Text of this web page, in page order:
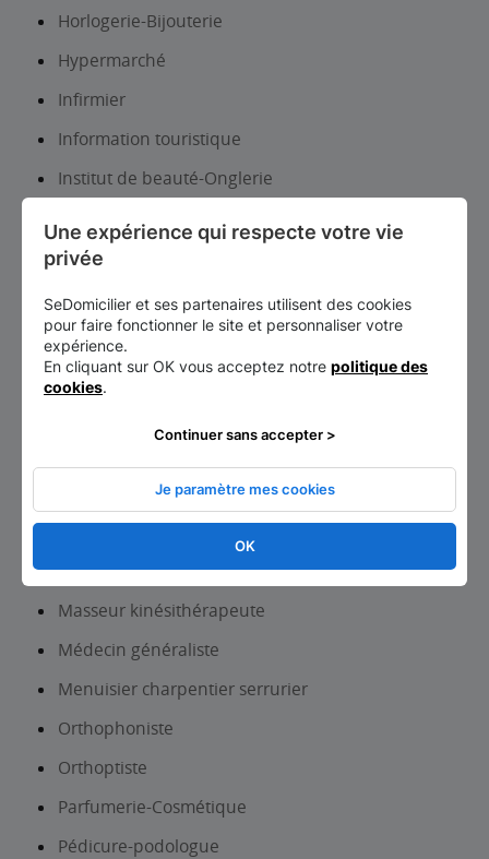
Horlogerie-Bijouterie
Hypermarché
Infirmier
Information touristique
Institut de beauté-Onglerie
Librairie, papeterie, journaux
Location auto-utilitaires légers
Maçon
Magasin de chaussures
Magasin de revêtements murs et sols
Magasin d’optique
Masseur kinésithérapeute
Médecin généraliste
Menuisier charpentier serrurier
Orthophoniste
Orthoptiste
Parfumerie-Cosmétique
Pédicure-podologue
Une expérience qui respecte votre vie
privée
SeDomicilier et ses partenaires utilisent des cookies
pour faire fonctionner le site et personnaliser votre
expérience.
En cliquant sur OK vous acceptez notre politique des
cookies.
OK
Je paramètre mes cookies
Continuer sans accepter >